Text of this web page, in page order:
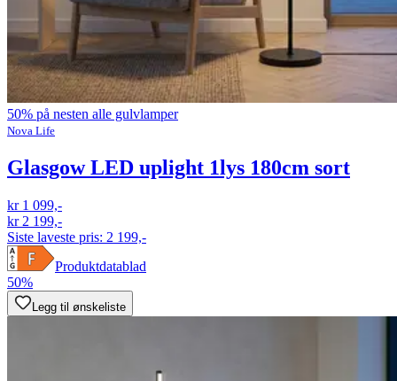
50% på nesten alle gulvlamper
Nova Life
Glasgow LED uplight 1lys 180cm sort
kr 1 099,-
kr 2 199,-
Siste laveste pris: 2 199,-
Produktdatablad
50%
Legg til ønskeliste